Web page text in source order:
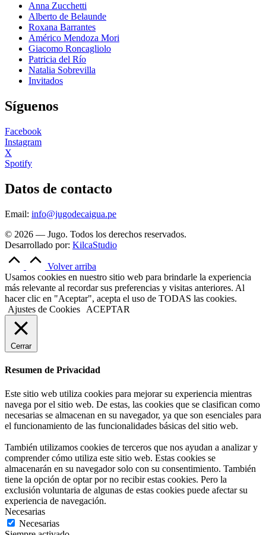
Anna Zucchetti
Alberto de Belaunde
Roxana Barrantes
Américo Mendoza Mori
Giacomo Roncagliolo
Patricia del Río
Natalia Sobrevilla
Invitados
Síguenos
Facebook
Instagram
X
Spotify
Datos de contacto
Email: info@jugodecaigua.pe
© 2026 — Jugo. Todos los derechos reservados.
Desarrollado por: KilcaStudio
Volver arriba
Usamos cookies en nuestro sitio web para brindarle la experiencia
más relevante al recordar sus preferencias y visitas anteriores. Al
hacer clic en "Aceptar", acepta el uso de TODAS las cookies.
Ajustes de Cookies
ACEPTAR
Cerrar
Resumen de Privacidad
Este sitio web utiliza cookies para mejorar su experiencia mientras
navega por el sitio web. De estas, las cookies que se clasifican como
necesarias se almacenan en su navegador, ya que son esenciales para
el funcionamiento de las funcionalidades básicas del sitio web.
También utilizamos cookies de terceros que nos ayudan a analizar y
comprender cómo utiliza este sitio web. Estas cookies se
almacenarán en su navegador solo con su consentimiento. También
tiene la opción de optar por no recibir estas cookies. Pero la
exclusión voluntaria de algunas de estas cookies puede afectar su
experiencia de navegación.
Necesarias
Necesarias